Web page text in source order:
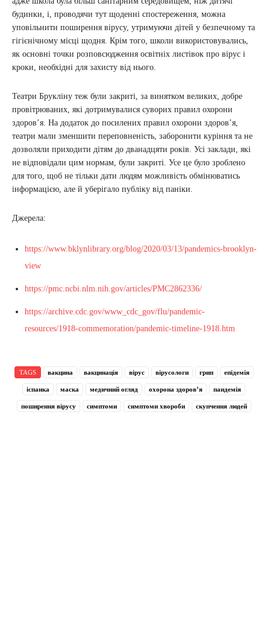
будинки, і, проводячи тут щоденні спостереження, можна
уповільнити поширення вірусу, утримуючи дітей у безпечному та
гігієнічному місці щодня. Крім того, школи використовувались,
як основні точки розповсюдження освітніх листівок про вірус і
кроки, необхідні для захисту від нього.
Театри Брукліну теж були закриті, за винятком великих, добре
провітрюваних, які дотримувалися суворих правил охорони
здоров’я. На додаток до посилених правил охорони здоров’я,
театри мали зменшити переповненість, заборонити куріння та не
дозволяли приходити дітям до дванадцяти років. Усі заклади, які
не відповідали цим нормам, були закриті. Усе це було зроблено
для того, щоб не тільки дати людям можливість обмінюватись
інформацією, але й уберігало публіку від паніки.
Джерела:
https://www.bklynlibrary.org/blog/2020/03/13/pandemics-brooklyn-
view
https://pmc.ncbi.nlm.nih.gov/articles/PMC2862336/
https://archive.cdc.gov/www_cdc_gov/flu/pandemic-
resources/1918-commemoration/pandemic-timeline-1918.htm
TAGS вакцина вакцинація вірус вірусологи грип епідемія
іспанка маска медичний огляд охорона здоров’я пандемія
поширення вірусу симптоми симптоми хвороби скупчення людей